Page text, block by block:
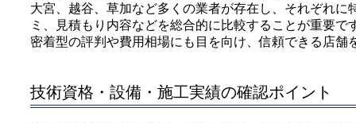
大宮、越谷、草加など多くの業者が存在し、それぞれ
ミ、見積もり内容などを総合的に比較することが重要
密着型の評判や費用相場にも目を向け、信頼できる店舗
技術資格・設備・施工実績の確認ポイント